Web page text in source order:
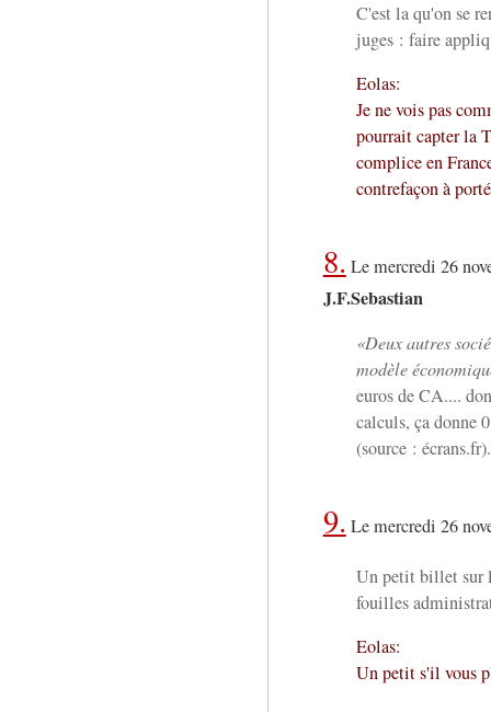
C'est la qu'on se
juges : faire
Eolas:
Je ne vois pas
pourrait capter la
complice en
contrefaçon à
8. Le mercredi 26
J.F.Sebastian
Deux autres
modèle
euros de CA....
calculs, ça donne
(source :
9. Le mercredi 26
Un petit billet sur
fouilles
Eolas:
Un petit s'il vous